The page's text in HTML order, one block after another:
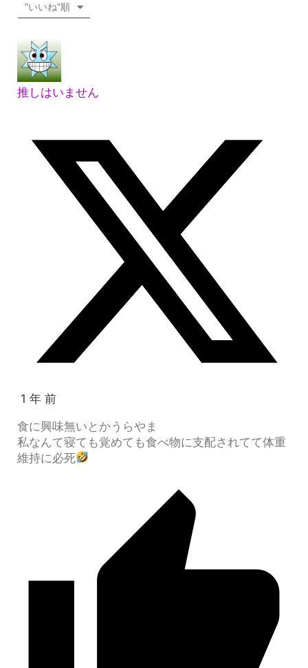
"いいね"順
推しはいません
1 年 前
食に興味無いとかうらやま
私なんて寝ても覚めても食べ物に支配されてて体重
維持に必死